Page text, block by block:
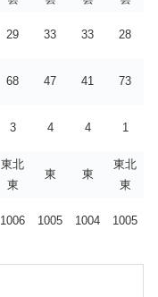
29 33 33 28
68 47 41 73
3 4 4 1
東北
東
東 東
東北
東
1006 1005 1004 1005